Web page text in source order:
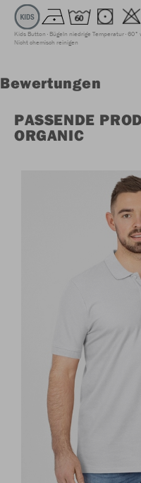
Kids Button Bügeln niedrige Temperatur 60°
Nicht chemisch reinigen
Bewertungen
PASSENDE
ORGANIC